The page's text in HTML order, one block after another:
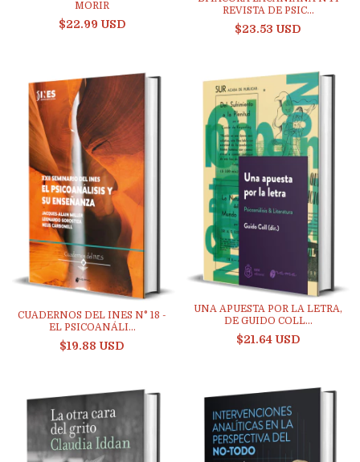
MORIR
$22.99 USD
REVISTA DE PSIC...
$23.53 USD
CUADERNOS DEL INES N° 18 -
EL PSICOANÁLI...
$19.88 USD
UNA APUESTA POR LA LETRA,
DE GUIDO COLL...
$21.64 USD